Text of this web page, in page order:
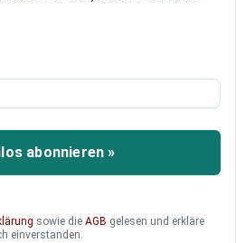
ganz Europa mit
vieler Bankaktien haben
Skepsis betrachtet.
abonnieren »
sowie die AGB gelesen und erkläre
einverstanden.